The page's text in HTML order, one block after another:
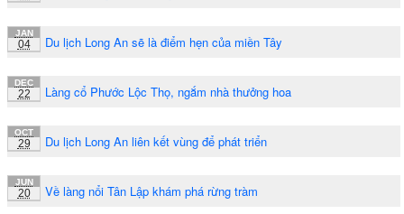
JAN
04 Du lịch Long An sẽ là điểm hẹn của miền Tây
DEC
22 Làng cổ Phước Lộc Thọ, ngắm nhà thưởng hoa
OCT
29 Du lịch Long An liên kết vùng để phát triển
JUN
20 Về làng nổi Tân Lập khám phá rừng tràm